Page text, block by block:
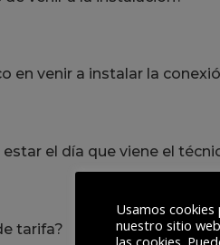
en venir a instalar la
el día que viene el
tarifa?
Usamos
nuestro sitio
las cookies.